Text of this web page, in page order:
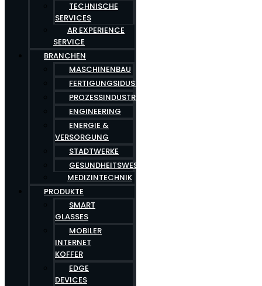
TECHNISCHE
SERVICES
AR EXPERIENCE
SERVICE
BRANCHEN
MASCHINENBAU
FERTIGUNGSIDUSTRIE
PROZESSINDUSTRIE
ENGINEERING
ENERGIE &
VERSORGUNG
STADTWERKE
GESUNDHEITSWESEN
MEDIZINTECHNIK
PRODUKTE
SMART
GLASSES
MOBILER
INTERNET
KOFFER
EDGE
DEVICES